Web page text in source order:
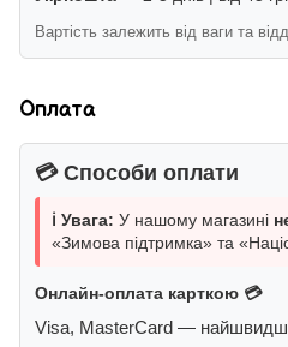
Вартість залежить від ваги та
Оплата
💳 Способи оплати
ℹ️ Увага: У нашому магазині
«Зимова підтримка» та
Онлайн-оплата карткою 💳
Visa, MasterCard —